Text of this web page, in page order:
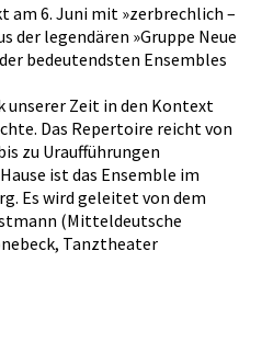
am 6. Juni mit »zerbrechlich –
der legendären »Gruppe Neue
bedeutendsten Ensembles
Zeit in den Kontext
Das Repertoire reicht von
zu Uraufführungen
ist das Ensemble im
Es wird geleitet von dem
(Mitteldeutsche
Tanztheater